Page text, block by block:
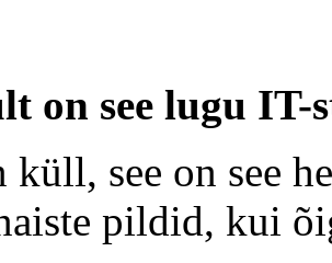
on see lugu IT-
küll, see on see
pildid, kui